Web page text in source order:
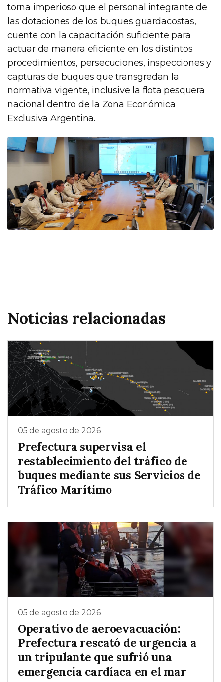
torna imperioso que el personal integrante de
las dotaciones de los buques guardacostas,
cuente con la capacitación suficiente para
actuar de manera eficiente en los distintos
procedimientos, persecuciones, inspecciones y
capturas de buques que transgredan la
normativa vigente, inclusive la flota pesquera
nacional dentro de la Zona Económica
Exclusiva Argentina.
Noticias relacionadas
05 de agosto de 2026
Prefectura supervisa el
restablecimiento del tráfico de
buques mediante sus Servicios de
Tráfico Marítimo
05 de agosto de 2026
Operativo de aeroevacuación:
Prefectura rescató de urgencia a
un tripulante que sufrió una
emergencia cardíaca en el mar